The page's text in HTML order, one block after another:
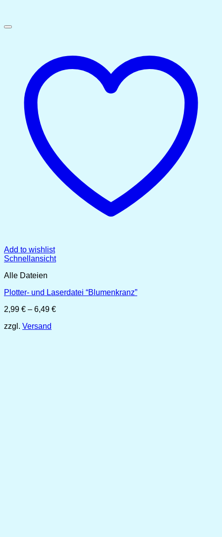
Add to wishlist
Schnellansicht
Alle Dateien
Plotter- und Laserdatei “Blumenkranz”
2,99 € – 6,49 €Preisspanne:
zzgl. Versand